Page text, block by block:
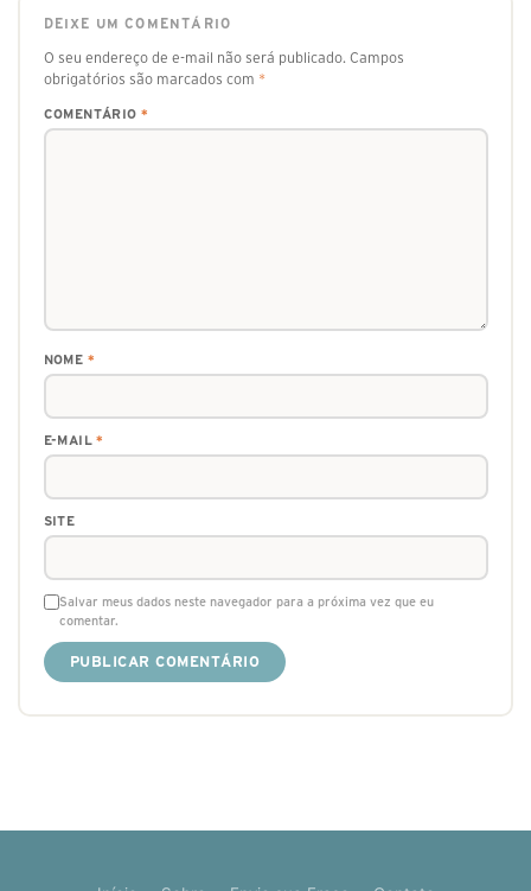
DEIXE UM COMENTÁRIO
O seu endereço de e-mail não será publicado. Campos
obrigatórios são marcados com *
COMENTÁRIO *
NOME *
E-MAIL*
SITE
Salvar meus dados neste navegador para a próxima vez que eu
comentar.